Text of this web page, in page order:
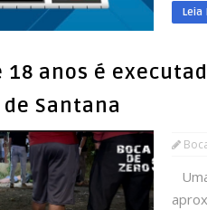
Leia
18 anos é
Santana